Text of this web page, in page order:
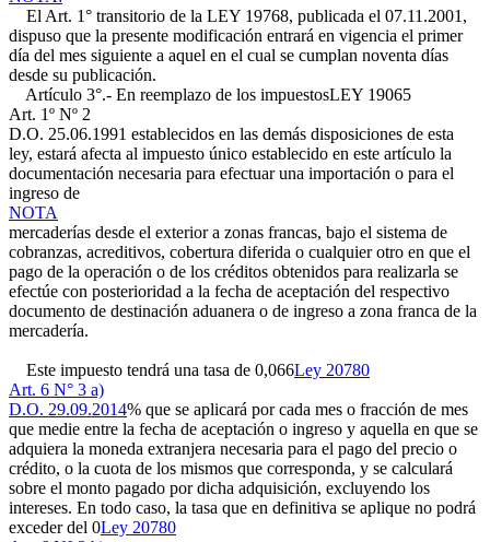
El Art. 1° transitorio de la LEY 19768, publicada el 07.11.2001,
dispuso que la presente modificación entrará en vigencia el primer
día del mes siguiente a aquel en el cual se cumplan noventa días
desde su publicación.
Artículo 3°.- En reemplazo de los impuestosLEY 19065
Art. 1º Nº 2
D.O. 25.06.1991 establecidos en las demás disposiciones de esta
ley, estará afecta al impuesto único establecido en este artículo la
documentación necesaria para efectuar una importación o para el
ingreso de
NOTA
mercaderías desde el exterior a zonas francas, bajo el sistema de
cobranzas, acreditivos, cobertura diferida o cualquier otro en que el
pago de la operación o de los créditos obtenidos para realizarla se
efectúe con posterioridad a la fecha de aceptación del respectivo
documento de destinación aduanera o de ingreso a zona franca de la
mercadería.
Este impuesto tendrá una tasa de 0,066Ley 20780
Art. 6 N° 3 a)
D.O. 29.09.2014% que se aplicará por cada mes o fracción de mes
que medie entre la fecha de aceptación o ingreso y aquella en que se
adquiera la moneda extranjera necesaria para el pago del precio o
crédito, o la cuota de los mismos que corresponda, y se calculará
sobre el monto pagado por dicha adquisición, excluyendo los
intereses. En todo caso, la tasa que en definitiva se aplique no podrá
exceder del 0Ley 20780